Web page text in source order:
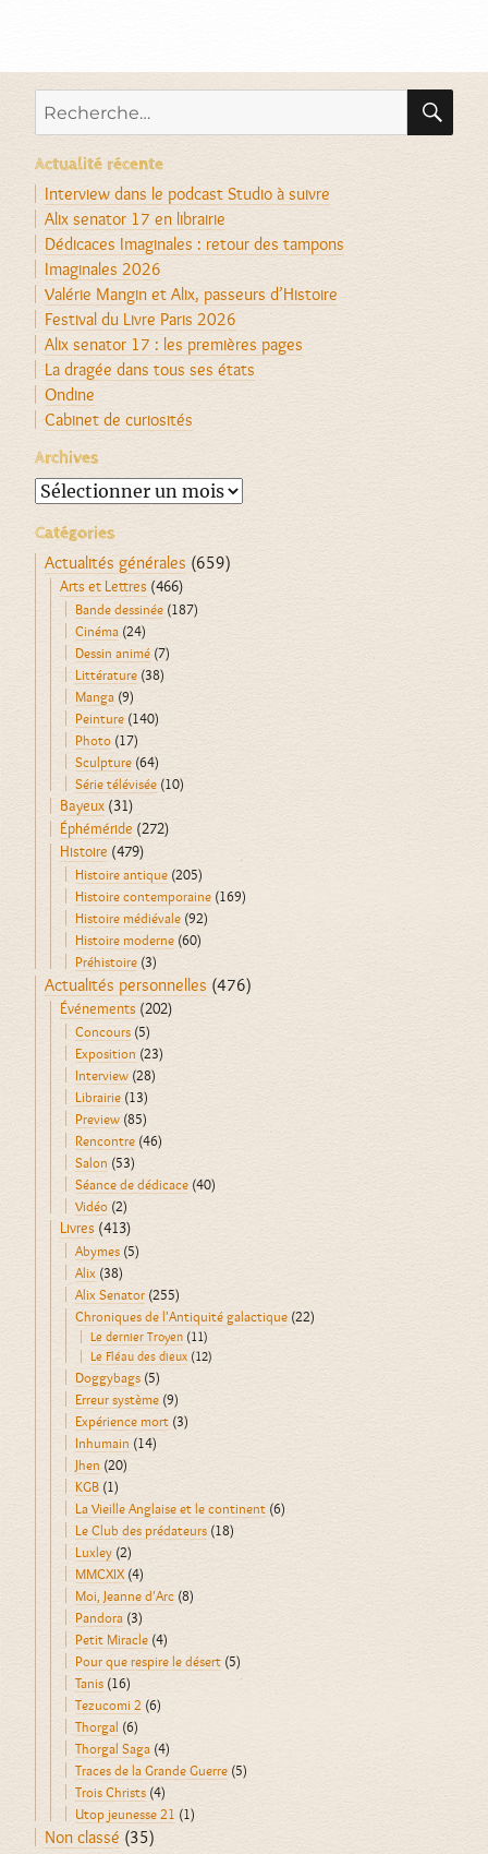
pour :
Actualité récente
Interview dans le podcast Studio à suivre
Alix senator 17 en librairie
Dédicaces Imaginales : retour des tampons
Imaginales 2026
Valérie Mangin et Alix, passeurs d’Histoire
Festival du Livre Paris 2026
Alix senator 17 : les premières pages
La dragée dans tous ses états
Ondine
Cabinet de curiosités
Archives
Archives
Catégories
Actualités générales (659)
Arts et Lettres (466)
Bande dessinée (187)
Cinéma (24)
Dessin animé (7)
Littérature (38)
Manga (9)
Peinture (140)
Photo (17)
Sculpture (64)
Série télévisée (10)
Bayeux (31)
Éphéméride (272)
Histoire (479)
Histoire antique (205)
Histoire contemporaine (169)
Histoire médiévale (92)
Histoire moderne (60)
Préhistoire (3)
Actualités personnelles (476)
Événements (202)
Concours (5)
Exposition (23)
Interview (28)
Librairie (13)
Preview (85)
Rencontre (46)
Salon (53)
Séance de dédicace (40)
Vidéo (2)
Livres (413)
Abymes (5)
Alix (38)
Alix Senator (255)
Chroniques de l'Antiquité galactique (22)
Le dernier Troyen (11)
Le Fléau des dieux (12)
Doggybags (5)
Erreur système (9)
Expérience mort (3)
Inhumain (14)
Jhen (20)
KGB (1)
La Vieille Anglaise et le continent (6)
Le Club des prédateurs (18)
Luxley (2)
MMCXIX (4)
Moi, Jeanne d'Arc (8)
Pandora (3)
Petit Miracle (4)
Pour que respire le désert (5)
Tanis (16)
Tezucomi 2 (6)
Thorgal (6)
Thorgal Saga (4)
Traces de la Grande Guerre (5)
Trois Christs (4)
Utop jeunesse 21 (1)
Non classé (35)